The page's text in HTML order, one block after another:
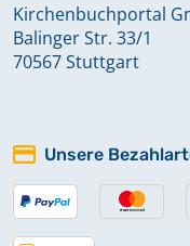
Kirchenbuchportal
Balinger Str. 33/1
70567 Stuttgart
Unsere